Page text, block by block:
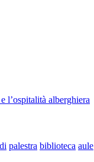
l’ospitalità alberghiera
palestra biblioteca aule